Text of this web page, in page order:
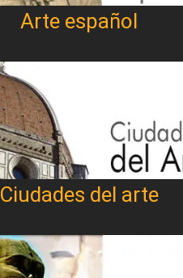
Arte español
Ciudades del arte